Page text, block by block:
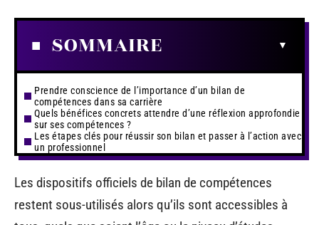
SOMMAIRE
Prendre conscience de l’importance d’un bilan de
compétences dans sa carrière
Quels bénéfices concrets attendre d’une réflexion approfondie
sur ses compétences ?
Les étapes clés pour réussir son bilan et passer à l’action avec
un professionnel
Les dispositifs officiels de bilan de compétences
restent sous-utilisés alors qu’ils sont accessibles à